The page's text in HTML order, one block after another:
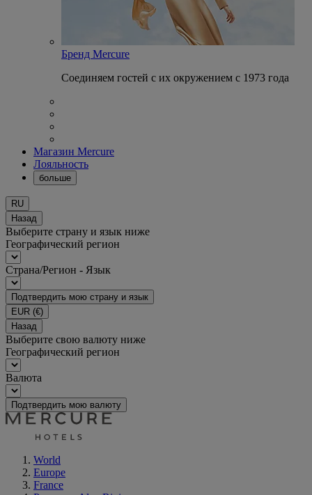
Бренд Mercure
Соединяем гостей с их окружением с 1973 года
Магазин Mercure
Лояльность
больше
RU
Назад
Выберите страну и язык ниже
Географический регион
Страна/Регион - Язык
Подтвердить мою страну и язык
EUR (€)
Назад
Выберите свою валюту ниже
Географический регион
Валюта
Подтвердить мою валюту
World
Europe
France